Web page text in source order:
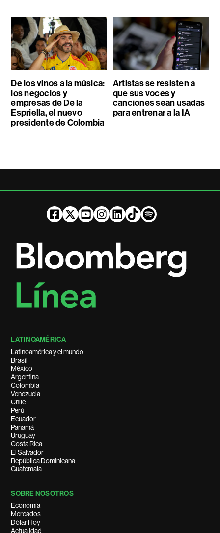
De los vinos a la música:
los negocios y
empresas de De la
Espriella, el nuevo
presidente de Colombia
Artistas se resisten a
que sus voces y
canciones sean usadas
para entrenar a la IA
LATINOAMÉRICA
Latinoamérica y el mundo
Brasil
México
Argentina
Colombia
Venezuela
Chile
Perú
Ecuador
Panamá
Uruguay
Costa Rica
El Salvador
República Dominicana
Guatemala
SOBRE NOSOTROS
Economía
Mercados
Dólar Hoy
Actualidad